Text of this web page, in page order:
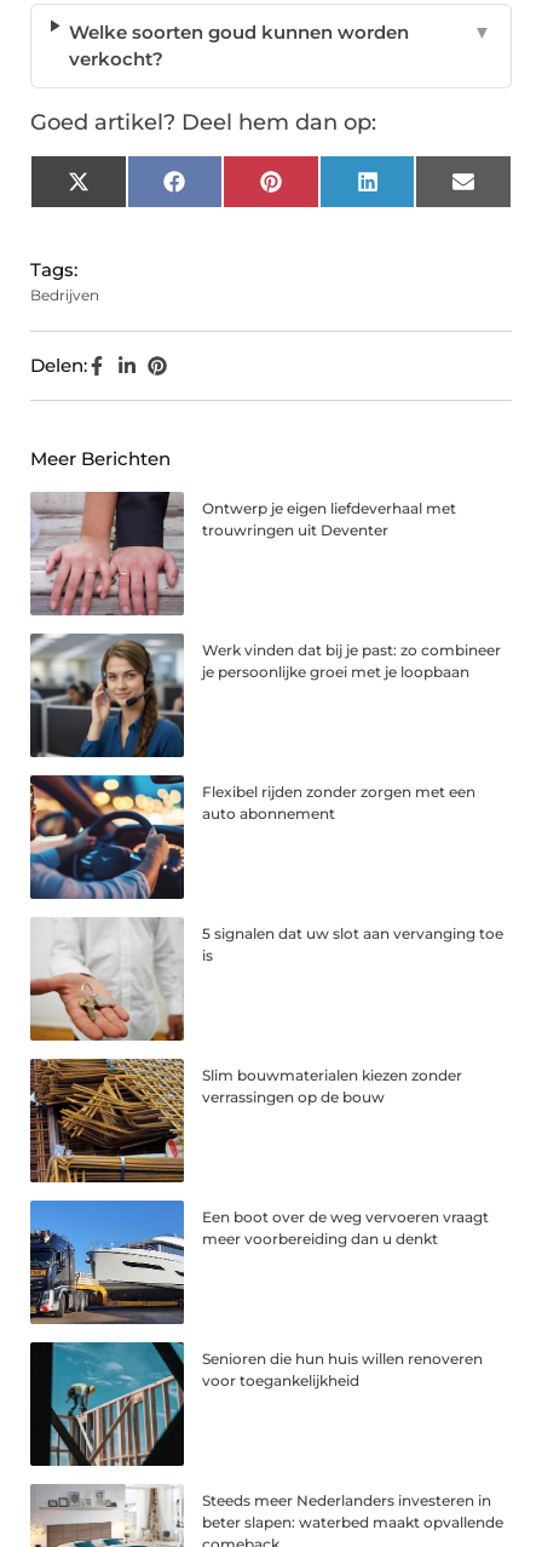
Welke soorten goud kunnen worden
verkocht?
▼
Goed artikel? Deel hem dan op:
X
(Twitter)
FacebookPinterest LinkedIn Email
Tags:
Bedrijven
Delen:
Meer Berichten
Ontwerp je eigen liefdeverhaal met
trouwringen uit Deventer
Werk vinden dat bij je past: zo combineer
je persoonlijke groei met je loopbaan
Flexibel rijden zonder zorgen met een
auto abonnement
5 signalen dat uw slot aan vervanging toe
is
Slim bouwmaterialen kiezen zonder
verrassingen op de bouw
Een boot over de weg vervoeren vraagt
meer voorbereiding dan u denkt
Senioren die hun huis willen renoveren
voor toegankelijkheid
Steeds meer Nederlanders investeren in
beter slapen: waterbed maakt opvallende